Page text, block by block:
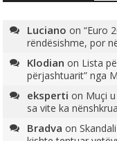
Luciano on“Euro
rëndësishme, por
Klodian on Lista
përjashtuarit” nga
eksperti on Muçi
sa vite ka
Bradva on